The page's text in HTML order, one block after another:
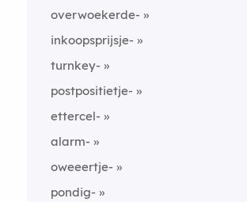
overwoekerde-
inkoopsprijsje-
turnkey-
postpositietje-
ettercel-
alarm-
oweeertje-
pondig-